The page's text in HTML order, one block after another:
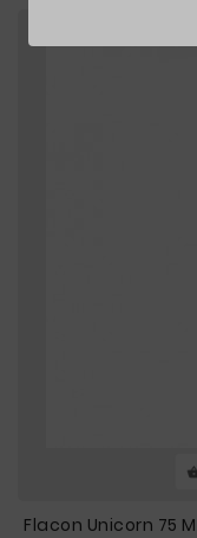
Flacon Unicorn 75